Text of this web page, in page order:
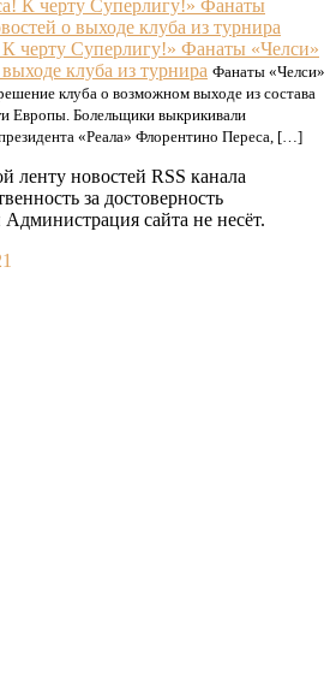
черту Суперлигу!» Фанаты «Челси»
клуба из турнира Фанаты «Челси»
клуба о возможном выходе из состава
Европы. Болельщики выкрикивали
«Реала» Флорентино Переса, […]
ленту новостей RSS канала
за достоверность
сайта не несёт.